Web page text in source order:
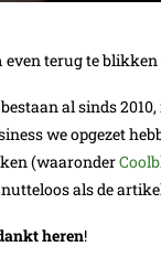
terug te blikken
al sinds
we opgezet
(waaronder
als de
heren!